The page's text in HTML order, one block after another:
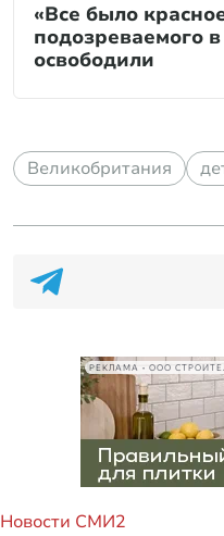
«Все было
подозреваемого
освободили
Великобритания
Новости СМИ2